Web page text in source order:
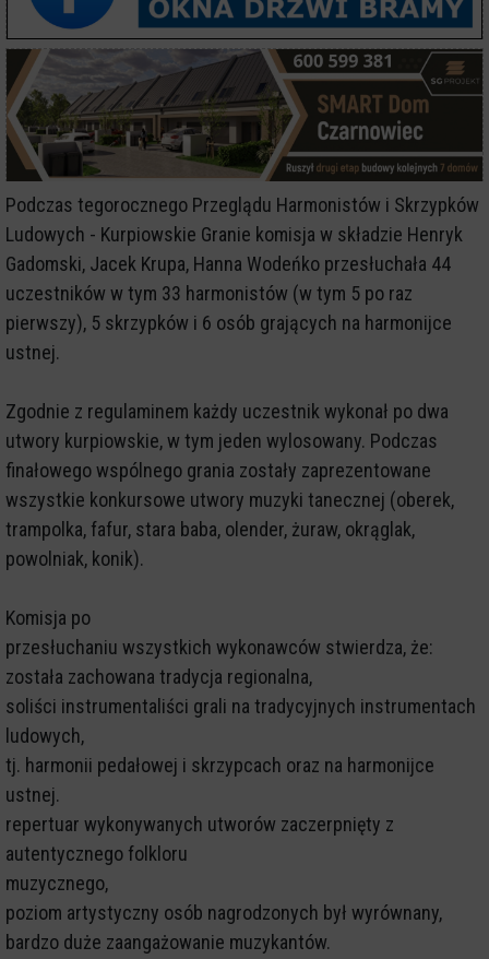
Podczas tegorocznego Przeglądu Harmonistów i Skrzypków
Ludowych - Kurpiowskie Granie komisja w składzie Henryk
Gadomski, Jacek Krupa, Hanna Wodeńko przesłuchała 44
uczestników w tym 33 harmonistów (w tym 5 po raz
pierwszy), 5 skrzypków i 6 osób grających na harmonijce
ustnej.
Zgodnie z regulaminem każdy uczestnik wykonał po dwa
utwory kurpiowskie, w tym jeden wylosowany. Podczas
finałowego wspólnego grania zostały zaprezentowane
wszystkie konkursowe utwory muzyki tanecznej (oberek,
trampolka, fafur, stara baba, olender, żuraw, okrąglak,
powolniak, konik).
Komisja po
przesłuchaniu wszystkich wykonawców stwierdza, że:
została zachowana tradycja regionalna,
soliści instrumentaliści grali na tradycyjnych instrumentach
ludowych,
tj. harmonii pedałowej i skrzypcach oraz na harmonijce
ustnej.
repertuar wykonywanych utworów zaczerpnięty z
autentycznego folkloru
muzycznego,
poziom artystyczny osób nagrodzonych był wyrównany,
bardzo duże zaangażowanie muzykantów.